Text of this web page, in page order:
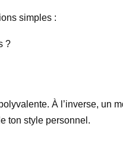
simples :
?
À l’inverse, un
ton style personnel.